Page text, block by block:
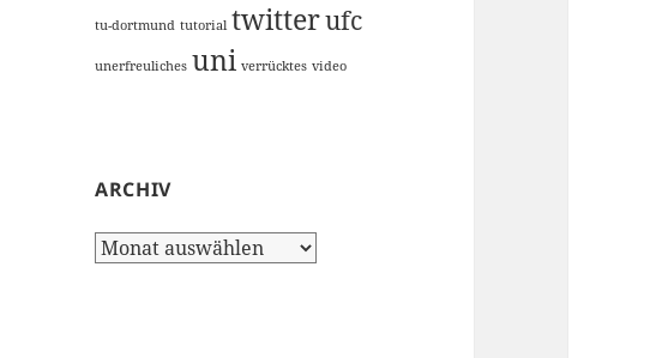
tu-dortmund tutorial twitterufc
unerfreuliches uni verrücktes video
ARCHIV
Archiv